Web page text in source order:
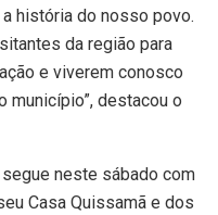
história do nosso povo.
da região para
e viverem conosco
município”, destacou o
neste sábado com
Casa Quissamã e dos